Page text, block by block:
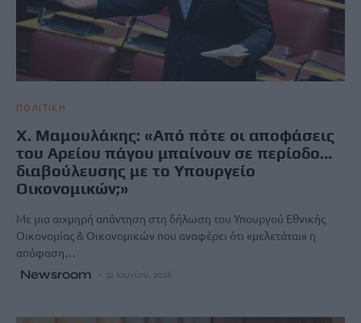
ΠΟΛΙΤΙΚΗ
Χ. Μαμουλάκης: «Από πότε οι αποφάσεις
του Αρείου πάγου μπαίνουν σε περίοδο…
διαβούλευσης με το Υπουργείο
Οικονομικών;»
Με μια αιχμηρή απάντηση στη δήλωση του Υπουργού Εθνικής
Οικονομίας & Οικονομικών που αναφέρει ότι «μελετάται» η
απόφαση…
Newsroom 22 Ιουνίου, 2026